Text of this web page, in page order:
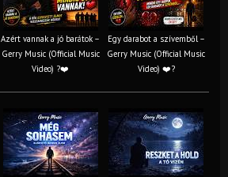
Azért vannak a jó barátok –
Gerry Music (Official Music
Video) ?❤️
Egy darabot a szívemből –
Gerry Music (Official Music
Video) ❤️?